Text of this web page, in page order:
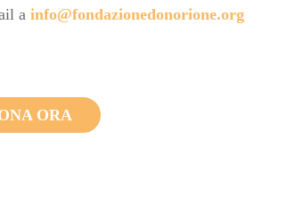
a info@fondazionedonorione.org
ORA